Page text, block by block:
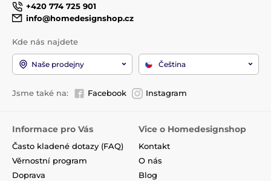
+420 774 725 901
info@homedesignshop.cz
Kde nás najdete
Naše prodejny Čeština
Jsme také na: Facebook Instagram
Informace pro Vás
Často kladené dotazy (FAQ)
Věrnostní program
Doprava
Vice o Homedesignshop
Kontakt
O nás
Blog